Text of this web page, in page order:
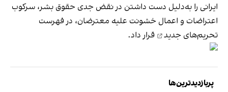
ایرانی را به‌دلیل دست داشتن در نقض جدی حقوق بشر، سرکوب
اعتراضات و اعمال خشونت علیه معترضان، در فهرست
تحریم‌های جدید
قرار داد.
پربازدیدترین‌ها